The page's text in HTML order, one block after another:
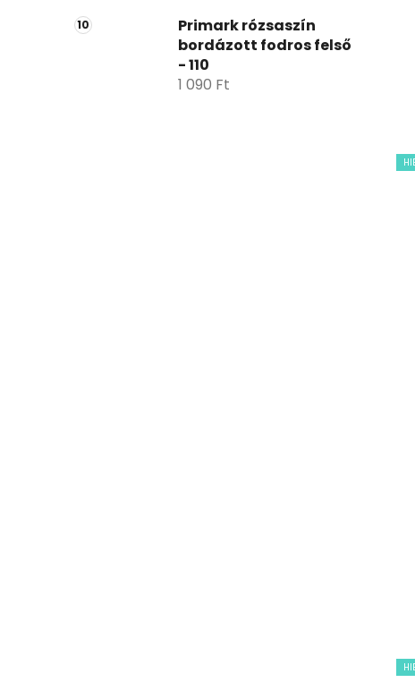
Primark rózsaszín
bordázott fodros felső
- 110
1 090 Ft